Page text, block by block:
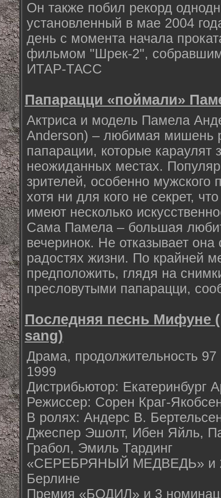
Он также побил рекорд
установленный в мае 2004
день с момента начала
фильмом "Шрек-2",
ИТАР-ТАСС
Папарацци «поймали»
Актриса и модель Памела
Anderson) – любимая мишень
папарации, которые караулят
неожиданных местах.
зрителей, особенно мужского
хотя ни для кого не секрет,
имеют несколько
Сама Памела – большая
вечеринок. Не отказывает она
радостях жизни. По крайней
предположить, глядя на
пресловутыми папарацци,
Последняя песнь Мифуне
sang)
Драма, продолжительность
1999
Дистрибьютор: Екатеринбург
Режиссер: Сорен Краг-
В ролях: Андерс В.
Джеспер Эшолт, Ибен Яйль,
Грабол, Эмиль Тардинг
«СЕРЕБРЯНЫЙ МЕДВЕДЬ» и
Берлине
Премия «БОДИЛ» и 3